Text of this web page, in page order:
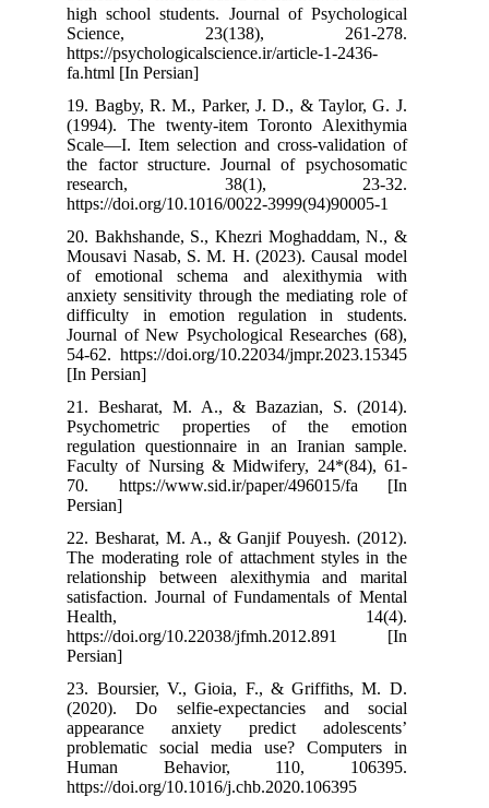
high school
19. Bagby, R.
(1994). The
Scale—I. Item
the factor
https://doi.org/
20.
Mousavi
of emotional
anxiety
difficulty in
Journal of
54-62. https://
21. Besharat,
regulation
Faculty of
70. https://
22. Besharat,
The
relationship
satisfaction.
https://
23. Boursier,
(2020). Do
appearance
problematic
Human